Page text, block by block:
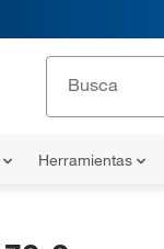
Herramientas